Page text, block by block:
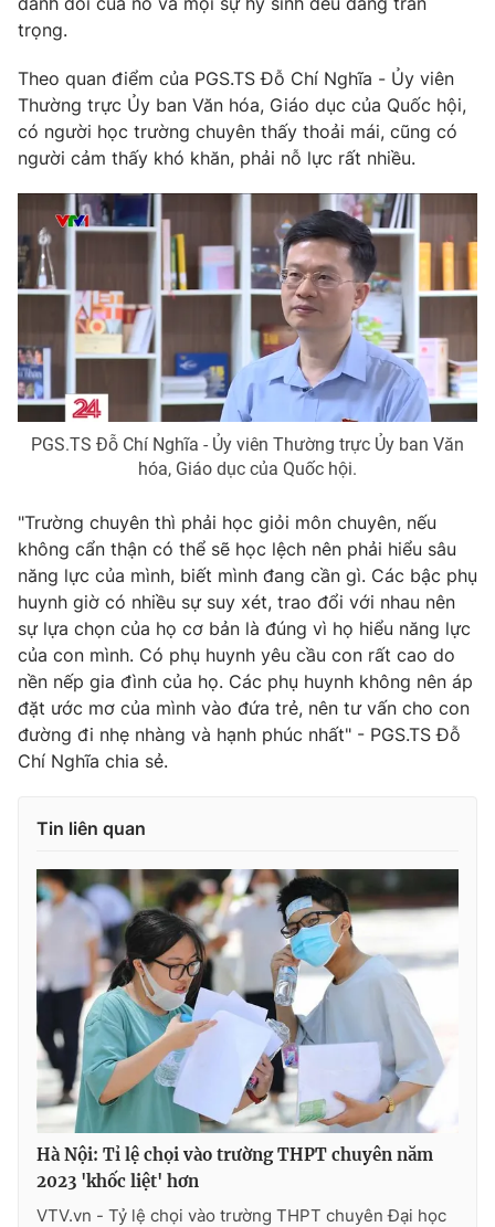
trọng.
Theo quan điểm của PGS.TS Đỗ Chí Nghĩa - Ủy viên
Thường trực Ủy ban Văn hóa, Giáo dục của Quốc hội,
có người học trường chuyên thấy thoải mái, cũng có
người cảm thấy khó khăn, phải nỗ lực rất nhiều.
PGS.TS Đỗ Chí Nghĩa - Ủy viên Thường trực Ủy ban Văn
hóa, Giáo dục của Quốc hội.
"Trường chuyên thì phải học giỏi môn chuyên, nếu
không cẩn thận có thể sẽ học lệch nên phải hiểu sâu
năng lực của mình, biết mình đang cần gì. Các bậc phụ
huynh giờ có nhiều sự suy xét, trao đổi với nhau nên
sự lựa chọn của họ cơ bản là đúng vì họ hiểu năng lực
của con mình. Có phụ huynh yêu cầu con rất cao do
nền nếp gia đình của họ. Các phụ huynh không nên áp
đặt ước mơ của mình vào đứa trẻ, nên tư vấn cho con
đường đi nhẹ nhàng và hạnh phúc nhất" - PGS.TS Đỗ
Chí Nghĩa chia sẻ.
Tin liên quan
Hà Nội: Tỉ lệ chọi vào trường THPT chuyên năm
2023 'khốc liệt' hơn
VTV.vn - Tỷ lệ chọi vào trường THPT chuyên Đại học